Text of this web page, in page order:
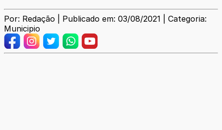
Por: Redação | Publicado em: 03/08/2021 | Categoria:
Municipio